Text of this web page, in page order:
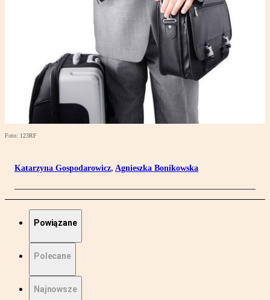
Foto: 123RF
Katarzyna Gospodarowicz, Agnieszka Bonikowska
Powiązane
Polecane
Najnowsze